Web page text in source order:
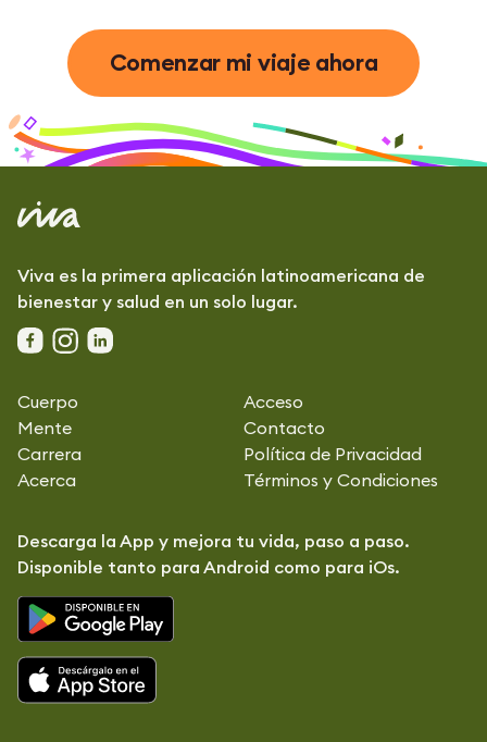
Comenzar mi viaje ahora
Viva es la primera aplicación latinoamericana de
bienestar y salud en un solo lugar.
Cuerpo
Mente
Carrera
Acerca
Acceso
Contacto
Política de Privacidad
Términos y Condiciones
Descarga la App y mejora tu vida, paso a paso.
Disponible tanto para Android como para iOs.